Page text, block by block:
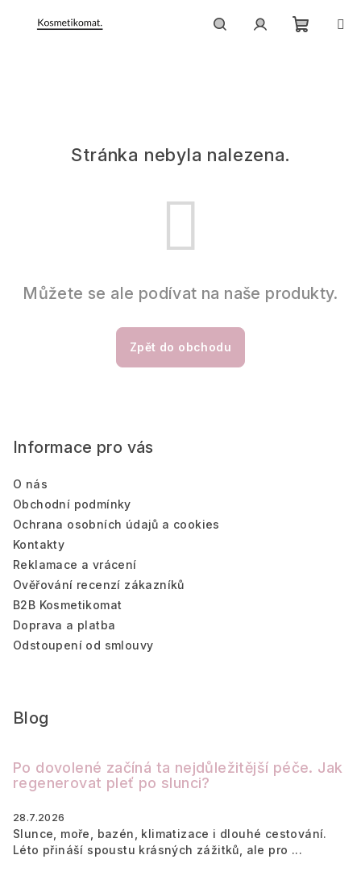
Stránka nebyla nalezena.
Můžete se ale podívat na naše produkty.
Zpět do obchodu
Informace pro vás
O nás
Obchodní podmínky
Ochrana osobních údajů a cookies
Kontakty
Reklamace a vrácení
Ověřování recenzí zákazníků
B2B Kosmetikomat
Doprava a platba
Odstoupení od smlouvy
Blog
Po dovolené začíná ta nejdůležitější péče. Jak
regenerovat pleť po slunci?
28.7.2026
Slunce, moře, bazén, klimatizace i dlouhé cestování.
Léto přináší spoustu krásných zážitků, ale pro ...